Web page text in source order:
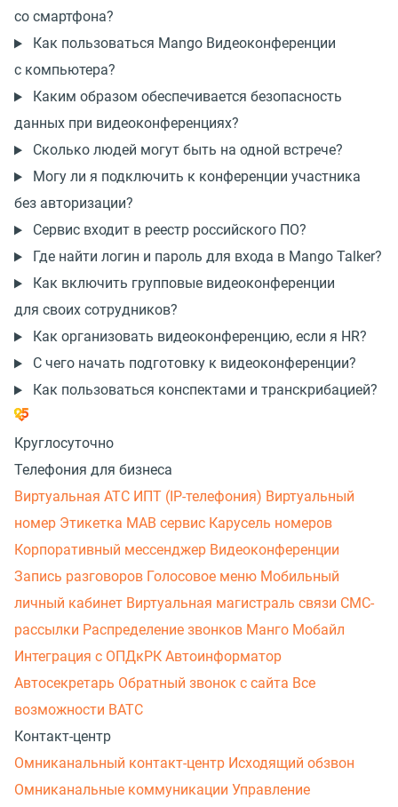
со смартфона?
Как пользоваться Mango Видеоконференции
с компьютера?
Каким образом обеспечивается безопасность
данных при видеоконференциях?
Сколько людей могут быть на одной встрече?
Могу ли я подключить к конференции участника
без авторизации?
Сервис входит в реестр российского ПО?
Где найти логин и пароль для входа в Mango Talker?
Как включить групповые видеоконференции
для своих сотрудников?
Как организовать видеоконференцию, если я HR?
С чего начать подготовку к видеоконференции?
Как пользоваться конспектами и транскрибацией?
Круглосуточно
Телефония для бизнеса
Виртуальная АТС ИПТ (IP-телефония) Виртуальный
номер Этикетка МАВ сервис Карусель номеров
Корпоративный мессенджер Видеоконференции
Запись разговоров Голосовое меню Мобильный
личный кабинет Виртуальная магистраль связи СМС-
рассылки Распределение звонков Манго Мобайл
Интеграция с ОПДкРК Автоинформатор
Автосекретарь Обратный звонок с сайта Все
возможности ВАТС
Контакт-центр
Омниканальный контакт-центр Исходящий обзвон
Омниканальные коммуникации Управление